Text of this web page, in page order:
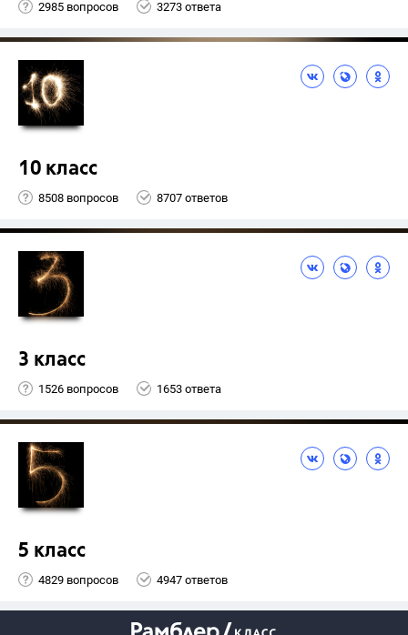
2985 вопросов 3273 ответа
10 класс
8508 вопросов 8707 ответов
3 класс
1526 вопросов 1653 ответа
5 класс
4829 вопросов 4947 ответов